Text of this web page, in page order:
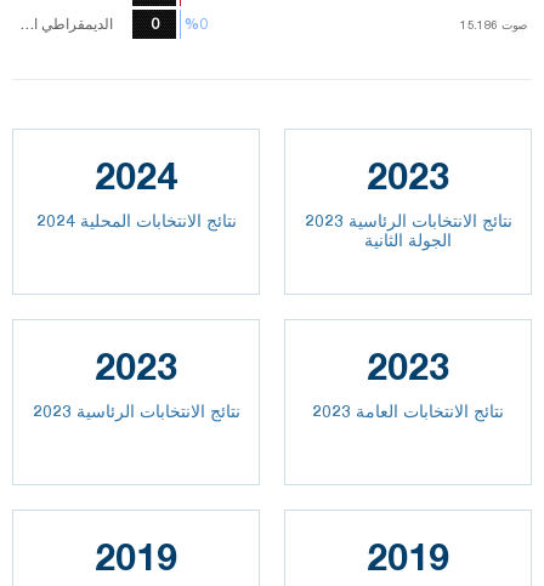
الديمقراطي الليبرالي
0
%0
15.186 صوت
%0
15.186 صوت
2024
نتائج الانتخابات المحلية 2024
2023
نتائج الانتخابات الرئاسية 2023
الجولة الثانية
2023
نتائج الانتخابات الرئاسية 2023
2023
2023 نتائج الانتخابات العامة
2019 2019